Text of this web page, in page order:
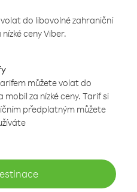
do libovolné zahraniční
ceny Viber.
můžete volat do
mobil za nízké ceny. Tarif si
předplatným můžete